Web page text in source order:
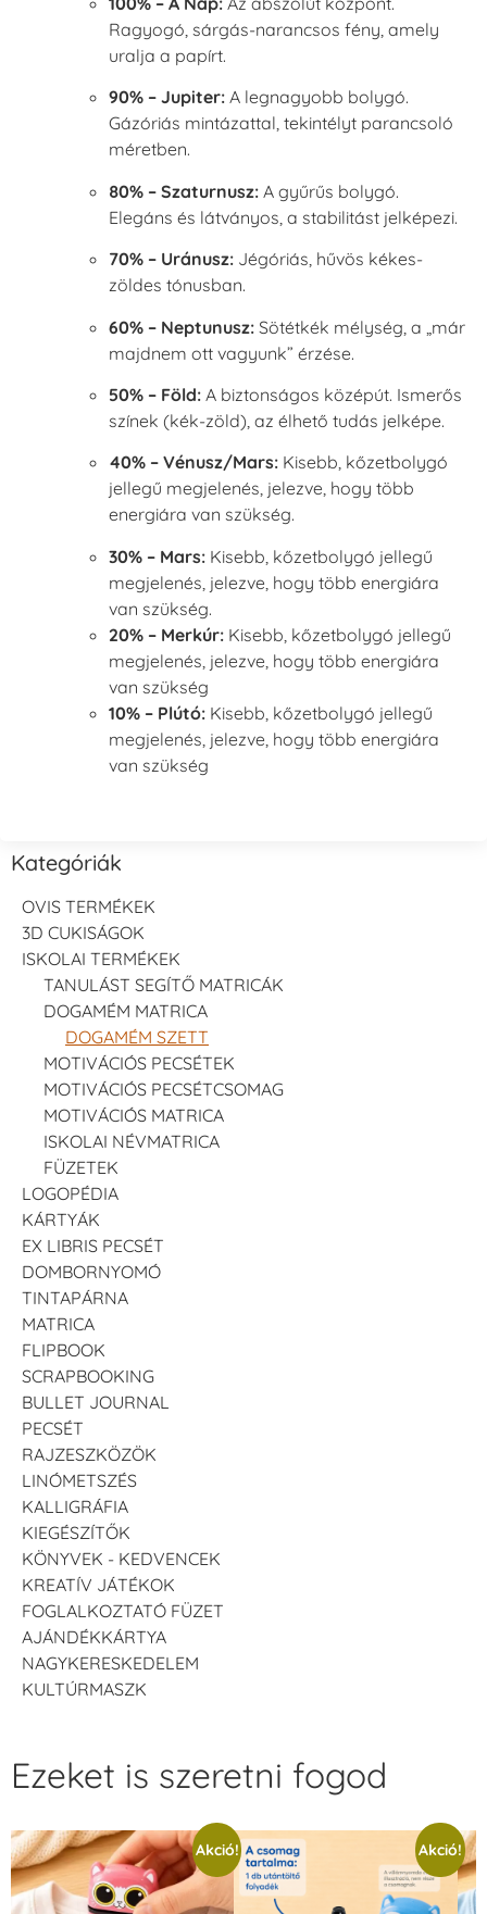
Ragyogó, sárgás-narancsos fény, amely
uralja a papírt.
90% – Jupiter: A legnagyobb bolygó.
Gázóriás mintázattal, tekintélyt parancsoló
méretben.
80% – Szaturnusz: A gyűrűs bolygó.
Elegáns és látványos, a stabilitást jelképezi.
70% – Uránusz: Jégóriás, hűvös kékes-
zöldes tónusban.
60% – Neptunusz: Sötétkék mélység, a „már
majdnem ott vagyunk” érzése.
50% – Föld: A biztonságos középút. Ismerős
színek (kék-zöld), az élhető tudás jelképe.
40% – Vénusz/Mars: Kisebb, kőzetbolygó
jellegű megjelenés, jelezve, hogy több
energiára van szükség.
30% – Mars: Kisebb, kőzetbolygó jellegű
megjelenés, jelezve, hogy több energiára
van szükség.
20% – Merkúr: Kisebb, kőzetbolygó jellegű
megjelenés, jelezve, hogy több energiára
van szükség
10% – Plútó: Kisebb, kőzetbolygó jellegű
megjelenés, jelezve, hogy több energiára
van szükség
Kategóriák
OVIS TERMÉKEK
3D CUKISÁGOK
ISKOLAI TERMÉKEK
TANULÁST SEGÍTŐ MATRICÁK
DOGAMÉM MATRICA
DOGAMÉM SZETT
MOTIVÁCIÓS PECSÉTEK
MOTIVÁCIÓS PECSÉTCSOMAG
MOTIVÁCIÓS MATRICA
ISKOLAI NÉVMATRICA
FÜZETEK
LOGOPÉDIA
KÁRTYÁK
EX LIBRIS PECSÉT
DOMBORNYOMÓ
TINTAPÁRNA
MATRICA
FLIPBOOK
SCRAPBOOKING
BULLET JOURNAL
PECSÉT
RAJZESZKÖZÖK
LINÓMETSZÉS
KALLIGRÁFIA
KIEGÉSZÍTŐK
KÖNYVEK - KEDVENCEK
KREATÍV JÁTÉKOK
FOGLALKOZTATÓ FÜZET
AJÁNDÉKKÁRTYA
NAGYKERESKEDELEM
KULTÚRMASZK
Ezeket is szeretni fogod
Akció! Akció!